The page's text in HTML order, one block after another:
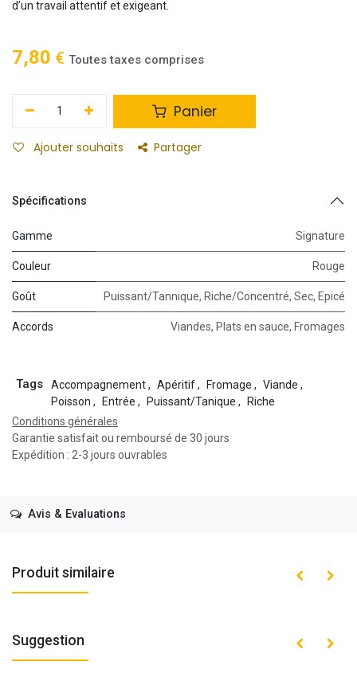
d’un travail attentif et exigeant.
7,80 € Toutes taxes comprises
Panier
Ajouter souhaits Partager
Spécifications
Gamme Signature
Couleur Rouge
Goût Puissant/Tannique, Riche/Concentré, Sec, Epicé
Accords Viandes, Plats en sauce, Fromages
Tags Accompagnement, Apéritif, Fromage , Viande ,
Poisson , Entrée , Puissant/Tanique ,
Riche
Conditions générales
Garantie satisfait ou remboursé de 30 jours
Expédition : 2-3 jours ouvrables
Avis & Evaluations
Produit similaire
Suggestion